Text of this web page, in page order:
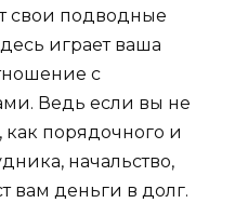
свои подводные
играет ваша
с
Ведь если вы не
порядочного и
начальство,
вам деньги в долг.